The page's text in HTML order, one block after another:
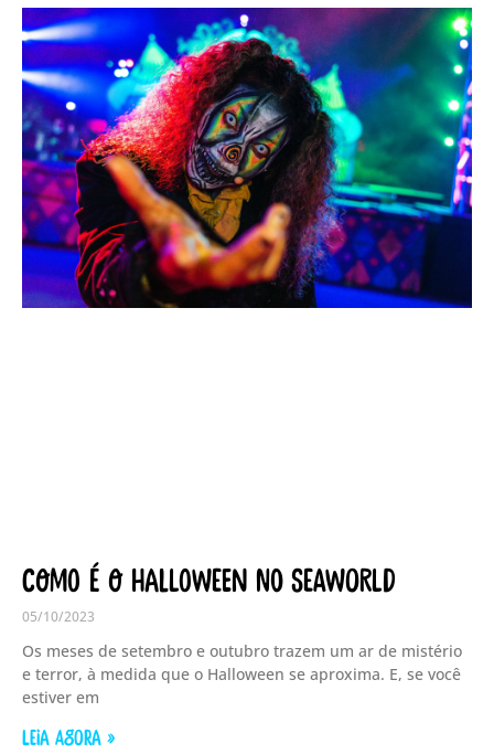
Como é o Halloween no SeaWorld
05/10/2023
Os meses de setembro e outubro trazem um ar de mistério
e terror, à medida que o Halloween se aproxima. E, se você
estiver em
LEIA AGORA »